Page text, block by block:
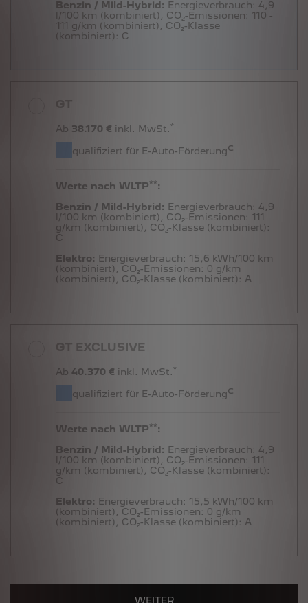
Benzin / Mild-Hybrid: Energieverbrauch: 4,9
l/100 km (kombiniert), CO₂-Emissionen: 110 -
111 g/km (kombiniert), CO₂-Klasse
(kombiniert): C
Ab 38.170 € inkl. MwSt.*
qualifiziert für E-Auto-Förderungc
Werte nach WLTP**:
Benzin / Mild-Hybrid: Energieverbrauch: 4,9
l/100 km (kombiniert), CO₂-Emissionen: 111
g/km (kombiniert), CO₂-Klasse (kombiniert):
C
Elektro: Energieverbrauch: 15,6 kWh/100 km
(kombiniert), CO₂-Emissionen: 0 g/km
(kombiniert), CO₂-Klasse (kombiniert): A
GT EXCLUSIVE
Ab 40.370 € inkl. MwSt.*
qualifiziert für E-Auto-Förderungc
Werte nach WLTP**:
Benzin / Mild-Hybrid: Energieverbrauch: 4,9
l/100 km (kombiniert), CO₂-Emissionen: 111
g/km (kombiniert), CO₂-Klasse (kombiniert):
C
Elektro: Energieverbrauch: 15,5 kWh/100 km
(kombiniert), CO₂-Emissionen: 0 g/km
(kombiniert), CO₂-Klasse (kombiniert): A
WEITER